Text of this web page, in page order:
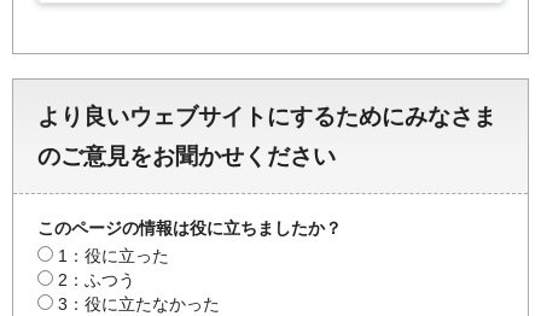
より良いウェブサイトにするためにみなさま
のご意見をお聞かせください
このページの情報は役に立ちましたか？
1：役に立った
2：ふつう
3：役に立たなかった